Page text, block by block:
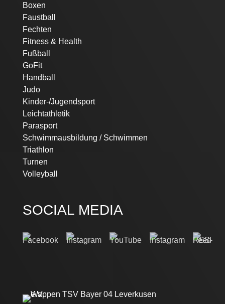
Boxen
Faustball
Fechten
Fitness & Health
Fußball
GoFit
Handball
Judo
Kinder-/Jugendsport
Leichtathletik
Parasport
Schwimmausbildung / Schwimmen
Triathlon
Turnen
Volleyball
SOCIAL MEDIA